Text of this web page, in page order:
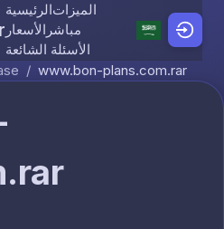
Skip to content
الرئيسيةالميزات
الأسعار مباشر
الأسئلة الشائعة
/ www.bon-plans.com.rar